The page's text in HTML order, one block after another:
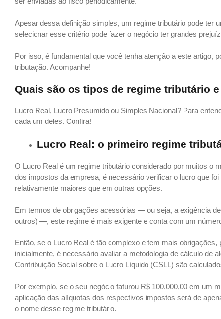
Apesar dessa definição simples, um regime tributário pode ter
selecionar esse critério pode fazer o negócio ter grandes
Por isso, é fundamental que você tenha atenção a este artigo,
tributação. Acompanhe!
Quais são os tipos de regime tributário
Lucro Real, Lucro Presumido ou Simples Nacional? Para
cada um deles. Confira!
Lucro Real: o primeiro regime
O Lucro Real é um regime tributário considerado por muitos o
dos impostos da empresa, é necessário verificar o lucro que
relativamente maiores que em outras opções.
Em termos de obrigações acessórias — ou seja, a exigência
outros) —, este regime é mais exigente e conta com um
Então, se o Lucro Real é tão complexo e tem mais
inicialmente, é necessário avaliar a metodologia de cálculo de
Contribuição Social sobre o Lucro Líquido (CSLL) são
Por exemplo, se o seu negócio faturou R$ 100.000,00 em um
aplicação das alíquotas dos respectivos impostos será de
o nome desse regime tributário.